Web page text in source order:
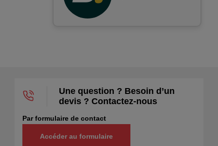
Une question ? Besoin d’un
devis ? Contactez-nous
Par formulaire de contact
Accéder au formulaire